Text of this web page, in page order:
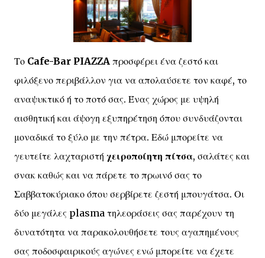
Το Cafe-Bar PIAZZA προσφέρει ένα ζεστό και
φιλόξενο περιβάλλον για να απολαύσετε τον καφέ, το
αναψυκτικό ή το ποτό σας. Ένας χώρος με υψηλή
αισθητική και άψογη εξυπηρέτηση όπου συνδυάζονται
μοναδικά το ξύλο με την πέτρα. Εδώ μπορείτε να
γευτείτε λαχταριστή χειροποίητη πίτσα, σαλάτες και
σνακ καθώς και να πάρετε το πρωινό σας το
Σαββατοκύριακο όπου σερβίρετε ζεστή μπουγάτσα. Οι
δύο μεγάλες plasma τηλεοράσεις σας παρέχουν τη
δυνατότητα να παρακολουθήσετε τους αγαπημένους
σας ποδοσφαιρικούς αγώνες ενώ μπορείτε να έχετε